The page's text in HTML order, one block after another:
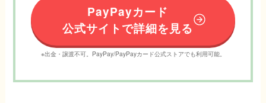
PayPayカード
公式サイトで詳細を見る
※出金・譲渡不可。PayPay/PayPayカード公式ストアでも利用可能。